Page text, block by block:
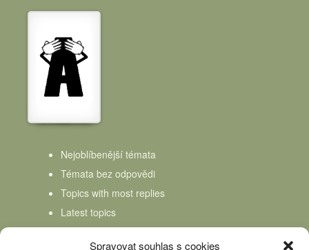
Spravovat souhlas s cookies
Nejoblíbenější témata
Témata bez odpovědi
Topics with most replies
Latest topics
Topics Freshness